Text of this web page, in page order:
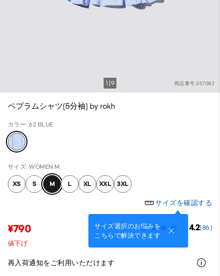
商品番号:357082
1 9
ペプラムシャツ(5分袖) by rokh
カラー: 62 BLUE
サイズ: WOMEN M
XS S M L XL XXL 3XL
サイズを確認する
サイズ選択のお悩みを
こちらで解決できます
¥790 4.2(86)
値下げ
再入荷通知をご利用いただけます